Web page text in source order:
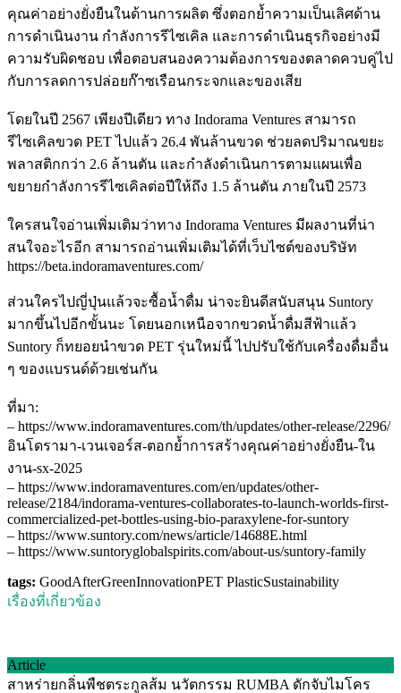
คุณค่าอย่างยั่งยืนในด้านการผลิต ซึ่งตอกย้ำความเป็นเลิศด้าน
การดำเนินงาน กำลังการรีไซเคิล และการดำเนินธุรกิจอย่างมี
ความรับผิดชอบ เพื่อตอบสนองความต้องการของตลาดควบคู่ไป
กับการลดการปล่อยก๊าซเรือนกระจกและของเสีย
โดยในปี 2567 เพียงปีเดียว ทาง Indorama Ventures สามารถ
รีไซเคิลขวด PET ไปแล้ว 26.4 พันล้านขวด ช่วยลดปริมาณขยะ
พลาสติกกว่า 2.6 ล้านตัน และกำลังดำเนินการตามแผนเพื่อ
ขยายกำลังการรีไซเคิลต่อปีให้ถึง 1.5 ล้านตัน ภายในปี 2573
ใครสนใจอ่านเพิ่มเติมว่าทาง Indorama Ventures มีผลงานที่น่า
สนใจอะไรอีก สามารถอ่านเพิ่มเติมได้ที่เว็บไซต์ของบริษัท
https://beta.indoramaventures.com/
ส่วนใครไปญี่ปุ่นแล้วจะซื้อน้ำดื่ม น่าจะยินดีสนับสนุน Suntory
มากขึ้นไปอีกขั้นนะ โดยนอกเหนือจากขวดน้ำดื่มสีฟ้าแล้ว
Suntory ก็ทยอยนำขวด PET รุ่นใหม่นี้ ไปปรับใช้กับเครื่องดื่มอื่น
ๆ ของแบรนด์ด้วยเช่นกัน
ที่มา:
– https://www.indoramaventures.com/th/updates/other-release/2296/
อินโดรามา-เวนเจอร์ส-ตอกย้ำการสร้างคุณค่าอย่างยั่งยืน-ใน
งาน-sx-2025
– https://www.indoramaventures.com/en/updates/other-
release/2184/indorama-ventures-collaborates-to-launch-worlds-first-
commercialized-pet-bottles-using-bio-paraxylene-for-suntory
– https://www.suntory.com/news/article/14688E.html
– https://www.suntoryglobalspirits.com/about-us/suntory-family
tags: GoodAfterGreenInnovationPET PlasticSustainability
เรื่องที่เกี่ยวข้อง
Article
สาหร่ายกลิ่นพืชตระกูลส้ม นวัตกรรม RUMBA ดักจับไมโคร